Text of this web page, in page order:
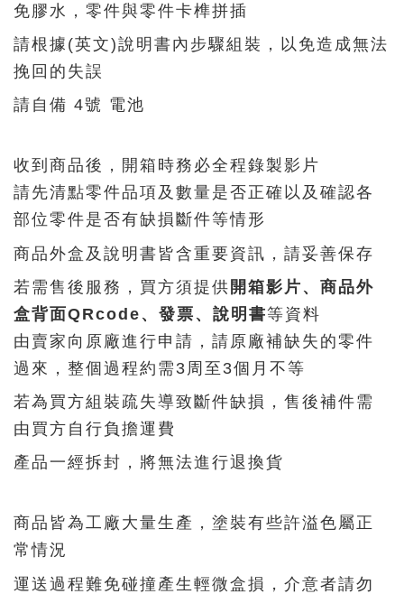
免膠水，零件與零件卡榫拼插
請根據(英文)說明書內步驟組裝，以免造成無法
挽回的失誤
請自備 4號 電池
收到商品後，開箱時務必全程錄製影片
請先清點零件品項及數量是否正確以及確認各
部位零件是否有缺損斷件等情形
商品外盒及說明書皆含重要資訊，請妥善保存
若需售後服務，買方須提供 開箱影片、商品外
盒背面QRcode、發票、說明書等資料
由賣家向原廠進行申請，請原廠補缺失的零件
過來，整個過程約需3周至3個月不等
若為買方組裝疏失導致斷件缺損，售後補件需
由買方自行負擔運費
產品一經拆封，將無法進行退換貨
商品皆為工廠大量生產，塗裝有些許溢色屬正
常情況
運送過程難免碰撞產生輕微盒損，介意者請勿